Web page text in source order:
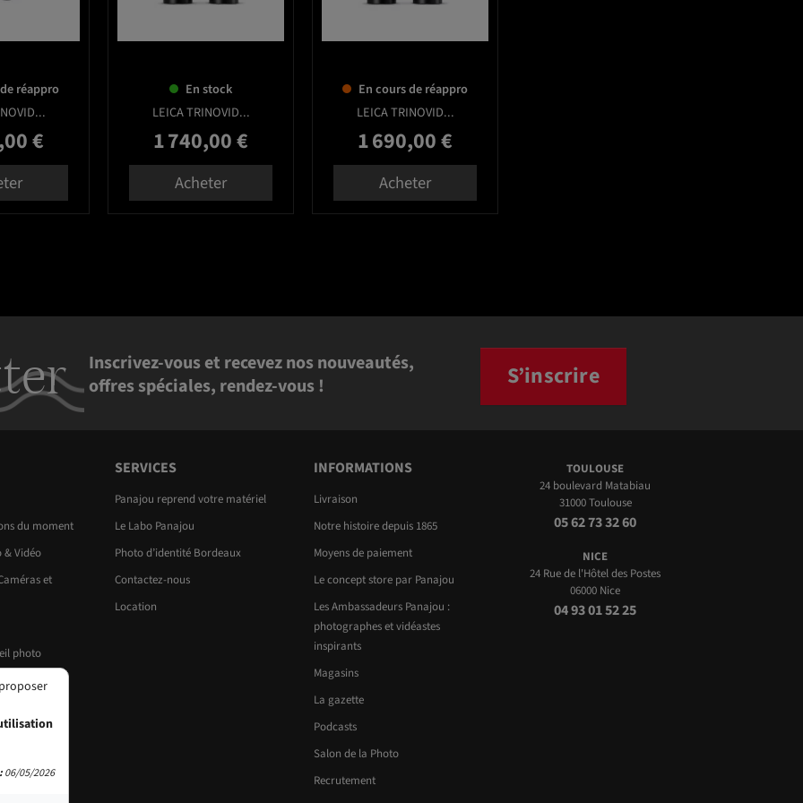
réappro
€
En stock
LEICA TRINOVID...
Prix
1 740,00 €
Acheter
En cours de réappro
LEICA TRINOVID...
Prix
1 690,00 €
Acheter
Inscrivez-vous et recevez nos nouveautés,
offres spéciales, rendez-vous !
S’inscrire
du moment
& Vidéo
et
photo
SERVICES
Panajou reprend votre matériel
Le Labo Panajou
Photo d’identité Bordeaux
Contactez-nous
Location
INFORMATIONS
Livraison
Notre histoire depuis 1865
Moyens de paiement
Le concept store par Panajou
Les Ambassadeurs Panajou :
photographes et vidéastes
inspirants
Magasins
La gazette
Podcasts
Salon de la Photo
Recrutement
TOULOUSE
24 boulevard Matabiau
31000 Toulouse
05 62 73 32 60
NICE
24 Rue de l'Hôtel des Postes
06000 Nice
04 93 01 52 25
06/05/2026